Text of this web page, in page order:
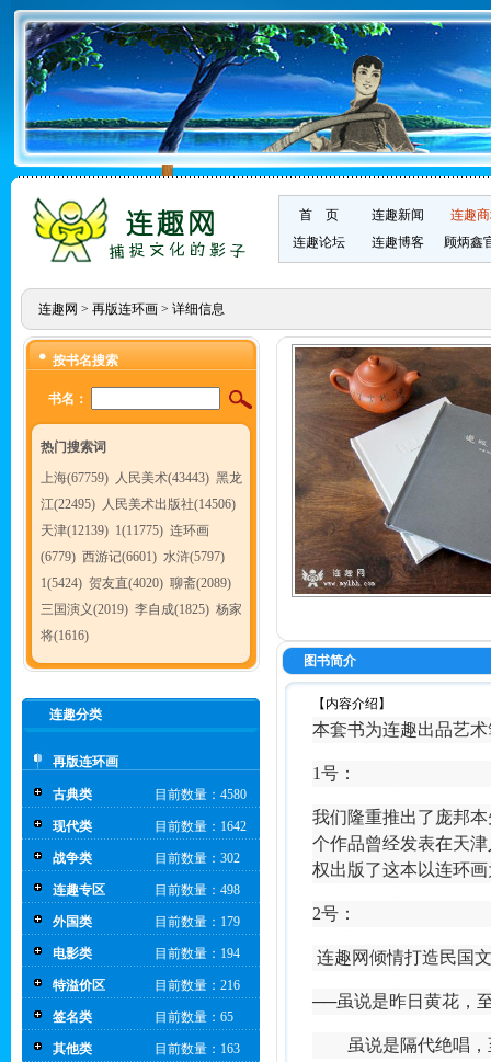
首 页 连趣新闻
连趣
连趣论坛
连趣博客 顾炳鑫
连趣网 > 再版连环画> 详细信息
按书名搜索
书名：
热门搜索词
上海(67759) 人民美术(43443) 黑龙
江(22495) 人民美术出版社(14506)
天津(12139) 1(11775) 连环画
(6779) 西游记(6601) 水浒(5797)
1(5424) 贺友直(4020) 聊斋(2089)
三国演义(2019) 李自成(1825) 杨家
将(1616)
连趣分类
再版连环画
古典类 目前数量：4580
现代类 目前数量：1642
战争类 目前数量：302
连趣专区 目前数量：498
外国类 目前数量：179
电影类 目前数量：194
特溢价区 目前数量：216
签名类 目前数量：65
其他类 目前数量：163
图书简介
【内容介绍】
本套书为连趣出品艺
1号：
我们隆重推出了庞邦
个作品曾经发表在天
权出版了这本以连环
2号：
连趣网倾情打造民国
──虽说是昨日黄花，
虽说是隔代绝唱